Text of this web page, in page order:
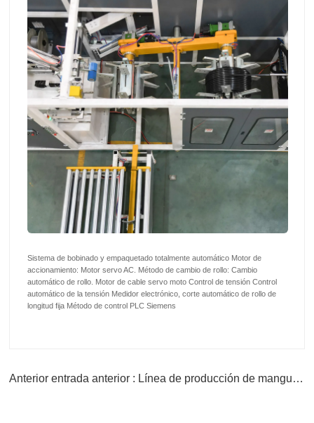
Sistema de bobinado y empaquetado totalmente automático Motor de
accionamiento: Motor servo AC. Método de cambio de rollo: Cambio
automático de rollo. Motor de cable servo moto Control de tensión Control
automático de la tensión Medidor electrónico, corte automático de rollo de
Anterior entrada anterior : Línea de producción de mangueras flexibles con orificio de salida preperforado